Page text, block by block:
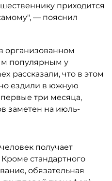
приходится
— пояснил
организованном
популярным у
рассказали, что в этом
ездили в южную
три месяца,
заметен на июль-
получает
стандартного
обязательная